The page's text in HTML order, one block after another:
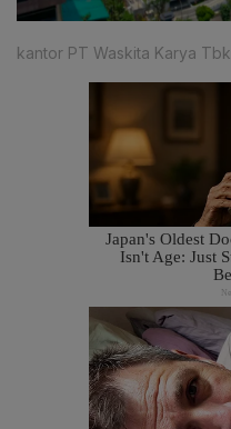
kantor PT Waskita Karya Tbk